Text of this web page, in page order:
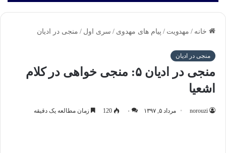
خانه / مهدویت / پیام های مهدوی / سری اول / منجی در ادیان
منجی در ادیان
منجی در ادیان ۵: منجی خواهی در کلام
اشعیا
norouzi مرداد ۵, ۱۳۹۷ ۰ 120 زمان مطالعه یک دقیقه